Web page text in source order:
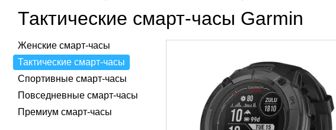
Тактические смарт-часы Garmin
Женские смарт-часы
Тактические смарт-часы
Спортивные смарт-часы
Повседневные смарт-часы
Премиум смарт-часы